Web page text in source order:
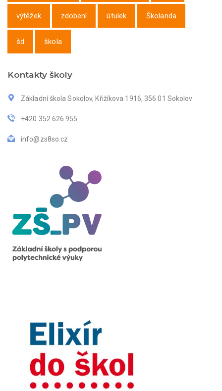
výtěžek zdobení útulek Školanda
šd škola
Kontakty školy
Základní škola Sokolov, Křižíkova 1916, 356 01 Sokolov
+420 352 626 955
info@zs8so.cz